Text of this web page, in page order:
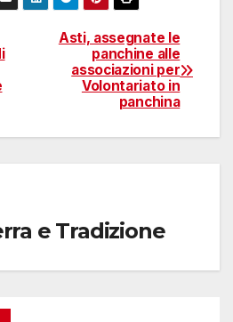
Asti, assegnate le
panchine alle
associazioni per
Volontariato in
panchina
e Tradizione